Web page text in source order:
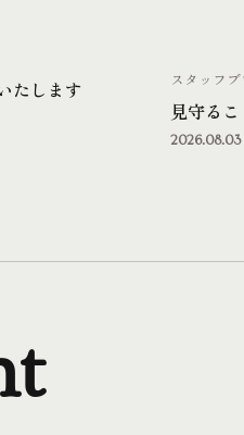
たします
見守る
スタッフブ
2026.08.03